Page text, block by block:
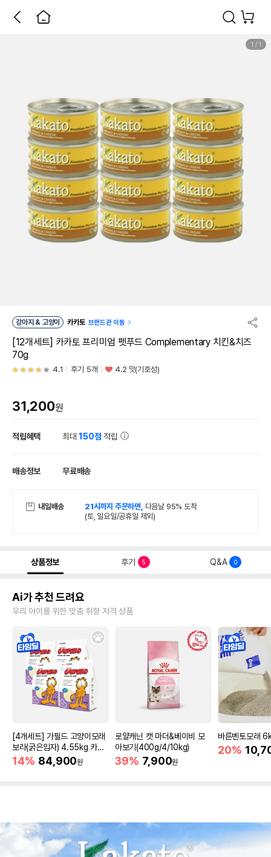
1 / 1
강아지 & 고양이 카카토 브랜드관 이동
[12개세트] 카카토 프리미엄 펫푸드 Complementary 치킨&치즈
70g
4.1 후기 5개 4.2 맛(기호성)
31,200원
적립혜택 최대150점 적립
배송정보 무료배송
내일배송 21시까지 주문하면, 다음날 95% 도착
(토, 일요일/공휴일 제외)
상품정보 후기 5 Q&A 0
Ai가 추천 드려요
우리 아이를 위한 맞춤 취향 저격 상품
[4개세트] 가필드 고양이모래
보라(굵은입자) 4.55kg 카사
바모래
14% 84,900원
로얄캐닌 캣 마더&베이비 모
아보기(400g/4/10kg)
39% 7,900원
바른벤토모래
20%